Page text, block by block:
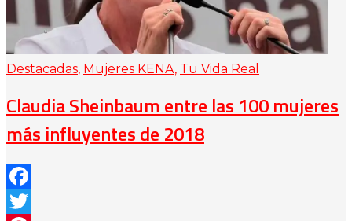
Destacadas, Mujeres KENA, Tu Vida Real
Claudia Sheinbaum entre las 100 mujeres
más influyentes de 2018
Facebook